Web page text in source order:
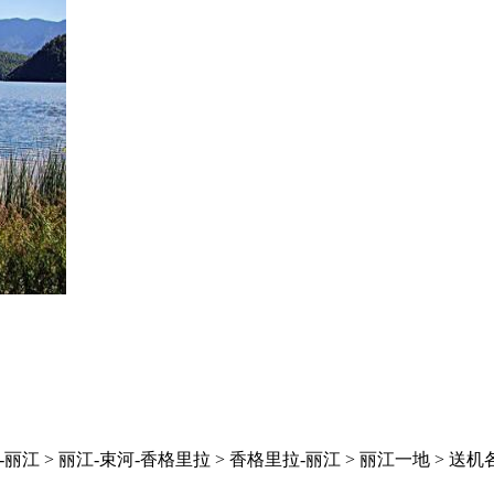
江 > 丽江-束河-香格里拉 > 香格里拉-丽江 > 丽江一地 > 送机